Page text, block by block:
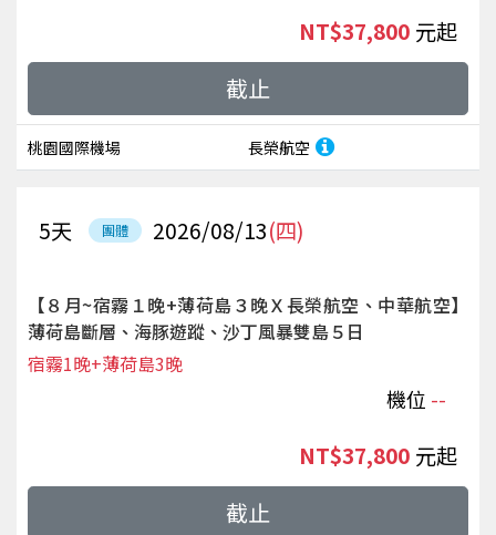
桃園國際機場 長榮航空
NT$37,800 起
截止
團體 2026/08/13(四)
5天
【８月~宿霧１晚+薄荷島３晚Ｘ長榮航空、中華航空】
薄荷島斷層、海豚遊蹤、沙丁風暴雙島５日
機位 --
宿霧1晚+薄荷島3晚
NT$37,800 起
截止